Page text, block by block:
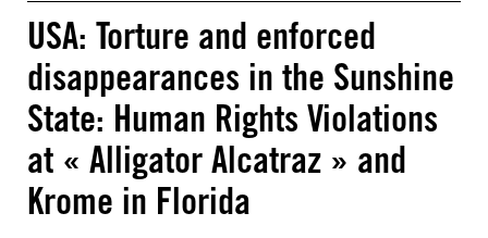
USA: Torture and enforced
disappearances in the Sunshine
State: Human Rights Violations
at « Alligator Alcatraz » and
Krome in Florida